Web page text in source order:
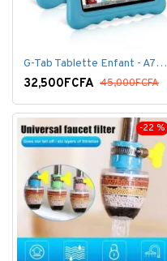
G-Tab Tablette Enfant - A707 - Ecran 7" - RAM 1 Go - ROM 8 Go - 0.3 Mégapixels + pochette offerte
32,500FCFA 45,000FCFA
-22 %